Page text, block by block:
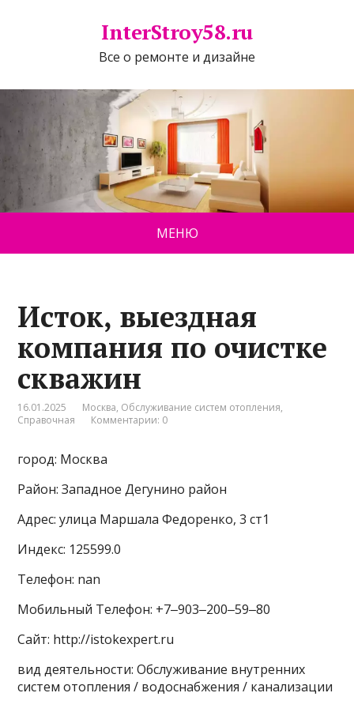
InterStroy58.ru
Все о ремонте и дизайне
МЕНЮ
Исток, выездная
компания по очистке
скважин
16.01.2025 Москва, Обслуживание систем отопления,
Справочная
Комментарии: 0
город: Москва
Район: Западное Дегунино район
Адрес: улица Маршала Федоренко, 3 ст1
Индекс: 125599.0
Телефон: nan
Мобильный Телефон: +7‒903‒200‒59‒80
Сайт: http://istokexpert.ru
вид деятельности: Обслуживание внутренних
систем отопления / водоснабжения / канализации